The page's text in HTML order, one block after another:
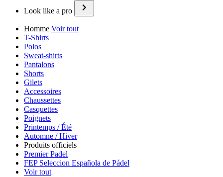
Look like a pro
Homme Voir tout
T-Shirts
Polos
Sweat-shirts
Pantalons
Shorts
Gilets
Accessoires
Chaussettes
Casquettes
Poignets
Printemps / Été
Automne / Hiver
Produits officiels
Premier Padel
FEP Seleccion Española de Pádel
Voir tout